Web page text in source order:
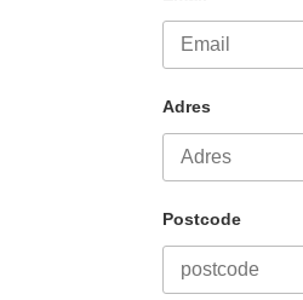
Adres
Postcode